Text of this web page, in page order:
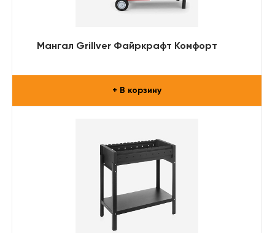
Мангал Grillver Файркрафт Комфорт
+ В корзину